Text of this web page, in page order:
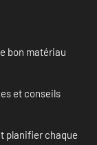
bon matériau
et conseils
planifier chaque